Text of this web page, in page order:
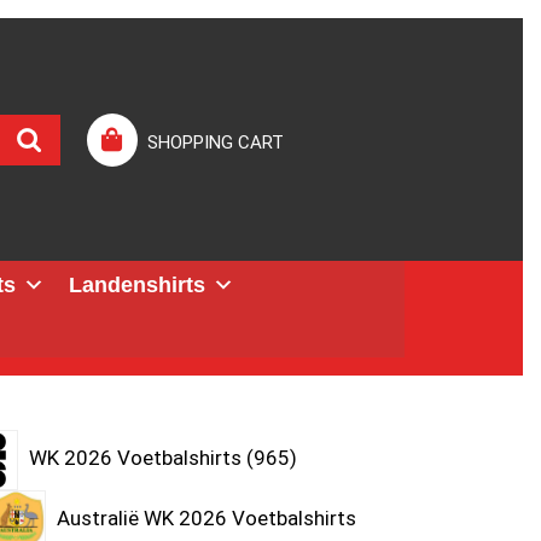
SHOPPING CART
Landenshirts
WK 2026 Voetbalshirts 965
Australië WK 2026 Voetbalshirts